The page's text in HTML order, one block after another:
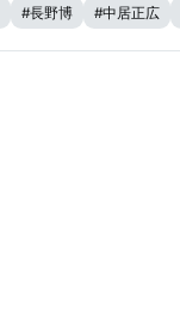
#長野博 #中居正広